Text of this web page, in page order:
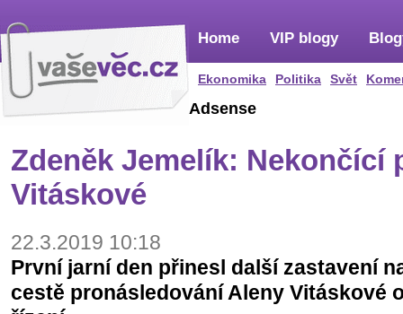
Home
Ekonomika Politika Svět
VIP blogy
Adsense
Zdeněk Jemelík: Nekončící
Vitáskové
22.3.2019 10:18
První jarní den přinesl další zastavení
cestě pronásledování Aleny Vitáskové